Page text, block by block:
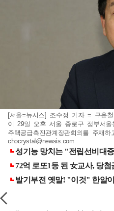
[서울=뉴시스] 조수정 기자 = 구윤
이 29일 오후 서울 종로구 정부서울
주택공급촉진관계장관회의를 주재
chocrystal@newsis.com